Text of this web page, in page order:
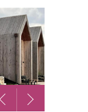
à
mon
carnet